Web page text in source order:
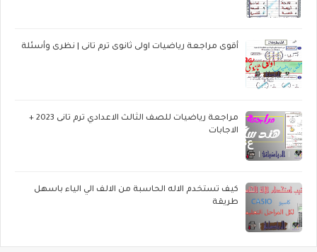
أقوى مراجعة رياضيات اولى ثانوى ترم تانى | نظرى وأسئلة
مراجعة رياضيات للصف الثالث الاعدادي ترم تانى 2023 +
الاجابات
كيف تستخدم الاله الحاسبة من الالف الي الياء باسهل
طريقة